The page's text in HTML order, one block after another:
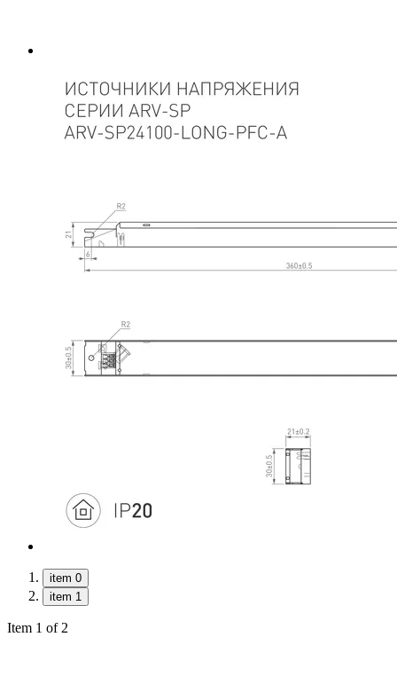
item 0
item 1
Item 1 of 2